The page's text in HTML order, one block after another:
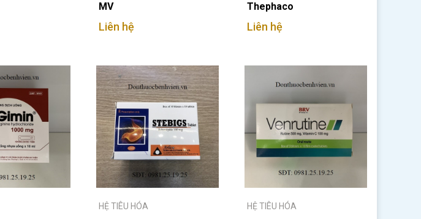
MV
Liên hệ
Thephaco
Liên hệ
HỆ TIÊU HÓA HỆ TIÊU HÓA